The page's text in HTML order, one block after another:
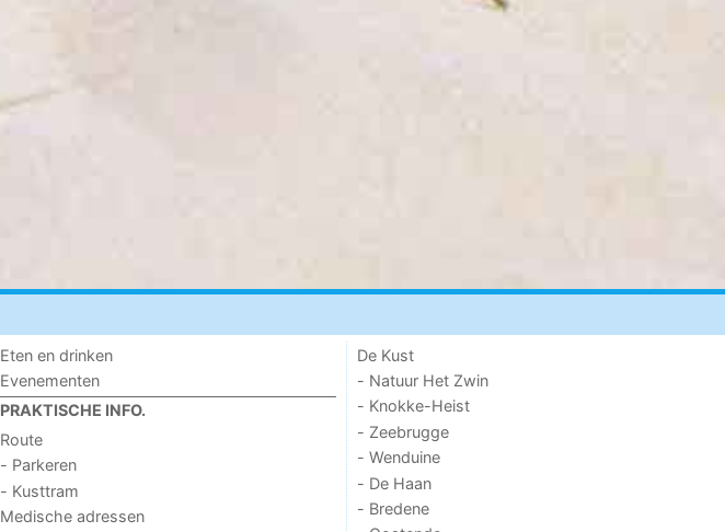
Eten en drinken
Evenementen
PRAKTISCHE INFO.
Route
- Parkeren
- Kusttram
Medische adressen
De Kust
- Natuur Het Zwin
- Knokke-Heist
- Zeebrugge
- Wenduine
- De Haan
- Bredene